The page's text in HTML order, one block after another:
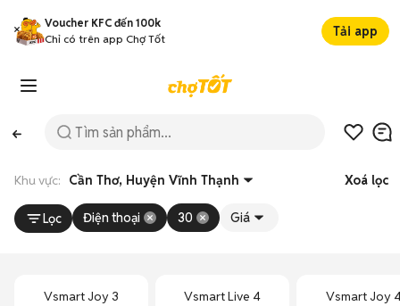
Voucher KFC đến 100k
Chỉ có trên app Chợ Tốt
Tải app
Khu vực: Cần Thơ, Huyện Vĩnh Thạnh Xoá lọc
Lọc Điện thoại 30 Giá
Vsmart Joy 3 Vsmart Live 4 Vsmart Joy